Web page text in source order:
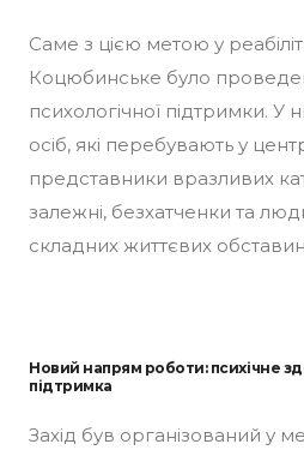
Саме з цією метою у
Коцюбинське було
психологічної підтримки. У
осіб, які перебувають у
представники вразливих
залежні, безхатченки та
складних життєвих
Новий напрям роботи: психічне
підтримка
Захід був організований у